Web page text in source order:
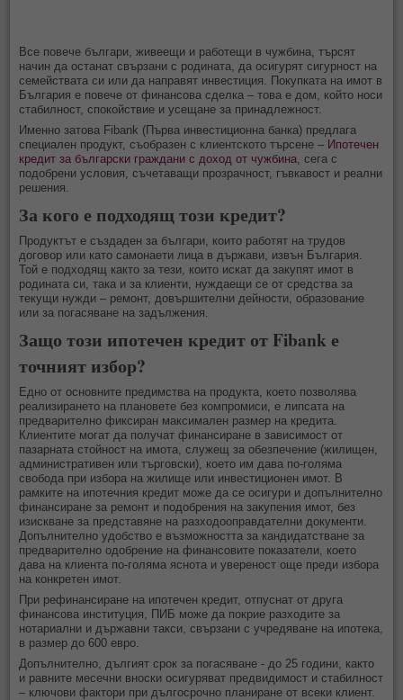
Все повече българи, живеещи и работещи в чужбина, търсят
начин да останат свързани с родината, да осигурят сигурност на
семействата си или да направят инвестиция. Покупката на имот в
България е повече от финансова сделка – това е дом, който носи
стабилност, спокойствие и усещане за принадлежност.
Именно затова Fibank (Първа инвестиционна банка) предлага
специален продукт, съобразен с клиентското търсене – Ипотечен
кредит за български граждани с доход от чужбина , сега с
подобрени условия, съчетаващи прозрачност, гъвкавост и реални
решения.
За кого е подходящ този кредит?
Продуктът е създаден за българи, които работят на трудов
договор или като самонаети лица в държави, извън България.
Той е подходящ както за тези, които искат да закупят имот в
родината си, така и за клиенти, нуждаещи се от средства за
текущи нужди – ремонт, довършителни дейности, образование
или за погасяване на задължения.
Защо този ипотечен кредит от Fibank е
точният избор?
Едно от основните предимства на продукта, което позволява
реализирането на плановете без компромиси, е липсата на
предварително фиксиран максимален размер на кредита.
Клиентите могат да получат финансиране в зависимост от
пазарната стойност на имота, служещ за обезпечение (жилищен,
административен или търговски), което им дава по-голяма
свобода при избора на жилище или инвестиционен имот. В
рамките на ипотечния кредит може да се осигури и допълнително
финансиране за ремонт и подобрения на закупения имот, без
изискване за представяне на разходооправдателни документи.
Допълнително удобство е възможността за кандидатстване за
предварително одобрение на финансовите показатели, което
дава на клиента по-голяма яснота и увереност още преди избора
на конкретен имот.
При рефинансиране на ипотечен кредит, отпуснат от друга
финансова институция, ПИБ може да покрие разходите за
нотариални и държавни такси, свързани с учредяване на ипотека,
в размер до 600 евро.
Допълнително, дългият срок за погасяване - до 25 години, както
и равните месечни вноски осигуряват предвидимост и стабилност
– ключови фактори при дългосрочно планиране от всеки клиент.